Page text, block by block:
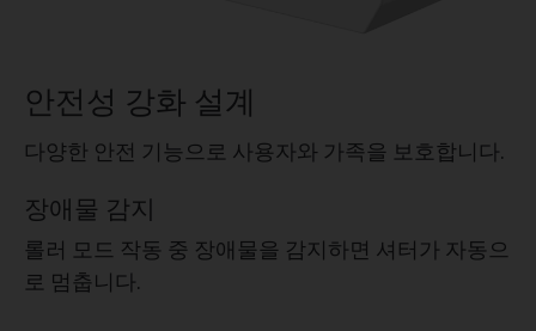
안전성 강화 설계
다양한 안전 기능으로 사용자와 가족을 보호합니다.
장애물 감지
롤러 모드 작동 중 장애물을 감지하면 셔터가 자동으
로 멈춥니다.